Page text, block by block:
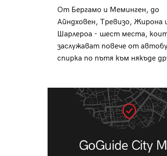
От Бергамо и Меминген, до
Айндховен, Тревизо, Жирона
Шарлероа - шест места,
заслужават повече от
спирка по пътя към някъде